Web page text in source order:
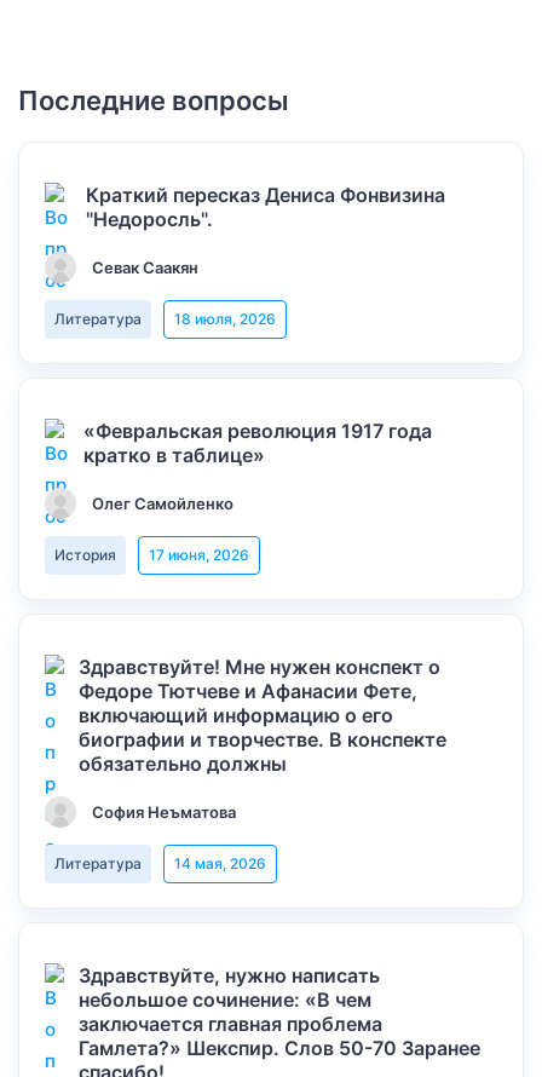
Последние вопросы
Краткий пересказ Дениса Фонвизина
"Недоросль".
Севак Саакян
Литература 18 июля, 2026
«Февральская революция 1917 года
кратко в таблице»
Олег Самойленко
История 17 июня, 2026
Здравствуйте! Мне нужен конспект о
Федоре Тютчеве и Афанасии Фете,
включающий информацию о его
биографии и творчестве. В конспекте
обязательно должны
София Неъматова
Литература 14 мая, 2026
Здравствуйте, нужно написать
небольшое сочинение: «В чем
заключается главная проблема
Гамлета?» Шекспир. Слов 50-70 Заранее
спасибо!